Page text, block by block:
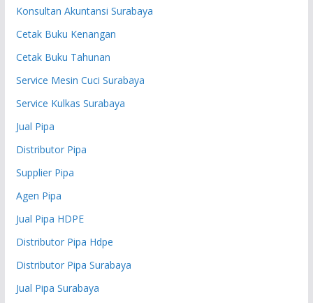
Konsultan Akuntansi Surabaya
Cetak Buku Kenangan
Cetak Buku Tahunan
Service Mesin Cuci Surabaya
Service Kulkas Surabaya
Jual Pipa
Distributor Pipa
Supplier Pipa
Agen Pipa
Jual Pipa HDPE
Distributor Pipa Hdpe
Distributor Pipa Surabaya
Jual Pipa Surabaya